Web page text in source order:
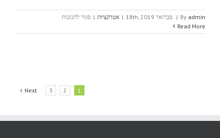
By admin
| פברואר 18th, 2019 | אטרקציות | סגור לתגובות
פרחים
Read More
1
2
3
Next